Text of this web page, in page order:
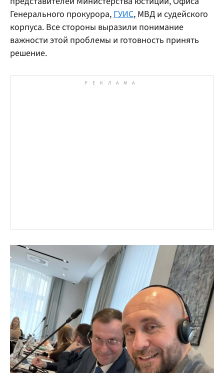
Генерального прокурора,ГУИС, МВД и судейского
корпуса. Все стороны выразили понимание
важности этой проблемы и готовность принять
решение.